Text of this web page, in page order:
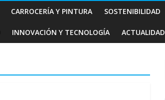
CARROCERÍA Y PINTURA SOSTENIBILIDAD
INNOVACIÓN Y TECNOLOGÍA ACTUALIDAD